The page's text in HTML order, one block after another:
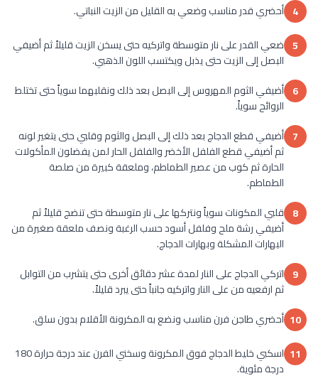
4 أحضري قدر مناسب وضعي به القليل من الزيت النباتي.
5 ضعي القدر على نار متوسطة واتركيه حتى يسخن الزيت قليلاً ثم أضيفي
البصل إلى الزيت حتى يذبل ويكتسب اللون الذهبي.
6 أضيفي الثوم المهروس إلى البصل بعد ذلك ونقلبهما سوياً حتى تختلط
الروائح سوياً.
7 أضيفي قطع الدجاج بعد ذلك إلى البصل والثوم وقلبي حتى يتغير لونه
ثم أضيفي قطع الفلفل الأخضر والفلفل الحار لمن يفضلون المأكولات
الحارة ثم كوب من عصير الطماطم، وملعقة كبيرة من صلصة
الطماطم.
8 قلبي المكونات سوياً ونتركها على نار متوسطة حتى تنضج قليلاً ثم
أضيفي رشة ملح وفلفل أسود حسب الرغبة ونصف ملعقة صغيرة من
البهارات المشكلة وبهارات الدجاج.
9 اتركي الدجاج على النار لمدة عشر دقائق أخرى حتى يتشرب من التوابل
ثم ارفعيه من على النار واتركيه جانباً حتى يبرد قليلاً.
10 أحضري طاجن فرن مناسب ونضع به المكرونة الأقلام بدون سلق.
11
اسكبي خليط الدجاج فوق المكرونة وسخني الفرن عند درجة حرارة 180
درجة مئوية.